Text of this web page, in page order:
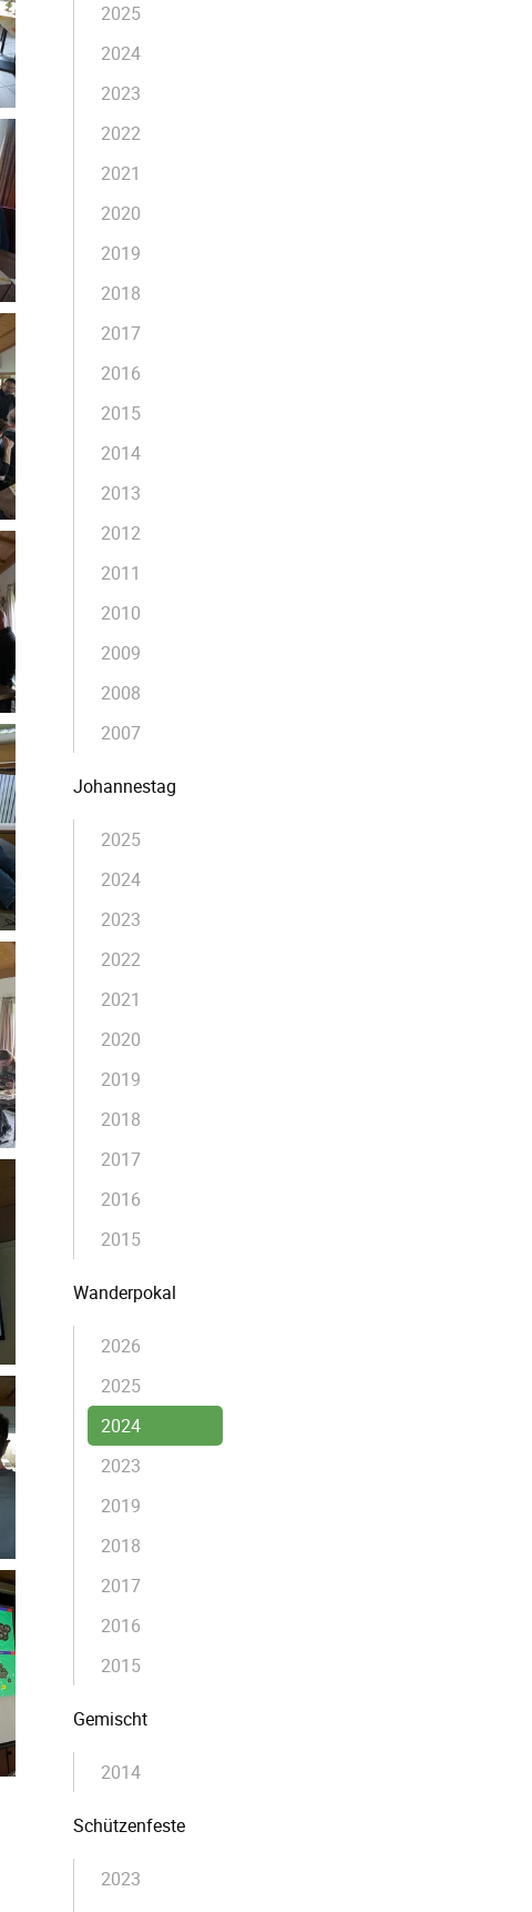
2025
2024
2023
2022
2021
2020
2019
2018
2017
2016
2015
2014
2013
2012
2011
2010
2009
2008
2007
Johannestag
2025
2024
2023
2022
2021
2020
2019
2018
2017
2016
2015
Wanderpokal
2026
2025
2024
2023
2019
2018
2017
2016
2015
Gemischt
2014
Schützenfeste
2023